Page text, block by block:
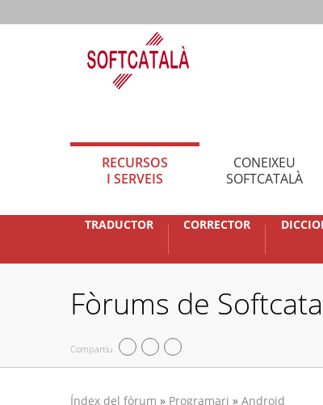
RECURSOS
I SERVEIS
CONEIXEU
SOFTCATALÀ
TRADUCTOR CORRECTOR
Fòrums de
Compartiu
Índex del fòrum » Programari » Android